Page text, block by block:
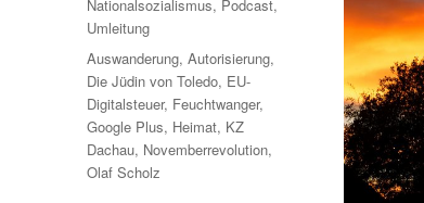
Nationalsozialismus, Podcast,
Umleitung
Schlagwörter
Auswanderung,Autorisierung,
Die Jüdin von Toledo, EU-
Digitalsteuer, Feuchtwanger,
Google Plus, Heimat, KZ
Dachau, Novemberrevolution,
Olaf Scholz